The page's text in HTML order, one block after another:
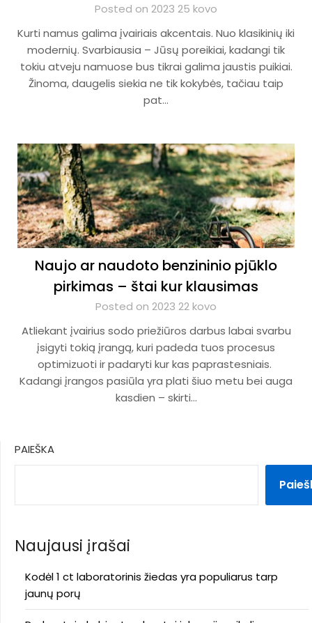
Posted on 2023 25 kovo
Kurti namus galima įvairiais akcentais. Nuo klasikinių iki
modernių. Svarbiausia – Jūsų poreikiai, kadangi tik
tokiu atveju namuose bus tikrai galima jaustis puikiai.
Žinoma, daugelis siekia ne tik kokybės, tačiau taip
pat…
Naujo ar naudoto benzininio pjūklo
pirkimas – štai kur klausimas
Posted on 2023 22 kovo
Atliekant įvairius sodo priežiūros darbus labai svarbu
įsigyti tokią įrangą, kuri padeda tuos procesus
optimizuoti ir padaryti kur kas paprastesniais.
Kadangi įrangos pasiūla yra plati šiuo metu bei auga
kasdien – skirti…
PAIEŠKA
Naujausi įrašai
Kodėl 1 ct laboratorinis žiedas yra populiarus tarp
jaunų porų